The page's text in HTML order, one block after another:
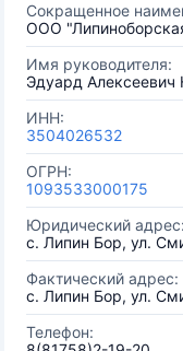
Сокращенное
ООО
Имя руководителя:
Эдуард Алексеевич
ИНН:
3504026532
ОГРН:
1093533000175
Юридический адрес:
с. Липин Бор, ул.
Фактический адрес:
с. Липин Бор, ул.
Телефон: